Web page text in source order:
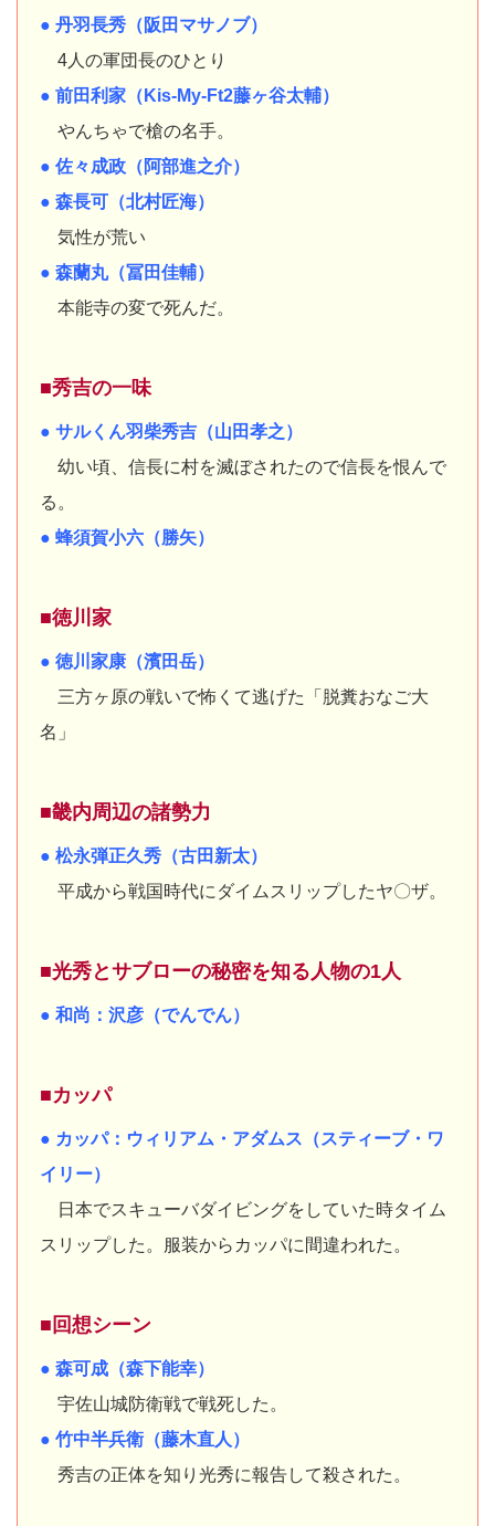
● 丹羽長秀（阪田マサノブ）
4人の軍団長のひとり
● 前田利家（Kis-My-Ft2藤ヶ谷太輔）
やんちゃで槍の名手。
● 佐々成政（阿部進之介）
● 森長可（北村匠海）
気性が荒い
● 森蘭丸（冨田佳輔）
本能寺の変で死んだ。
■秀吉の一味
● サルくん羽柴秀吉（山田孝之）
幼い頃、信長に村を滅ぼされたので信長を恨んで
る。
● 蜂須賀小六（勝矢）
■徳川家
● 徳川家康（濱田岳）
三方ヶ原の戦いで怖くて逃げた「脱糞おなご大
名」
■畿内周辺の諸勢力
● 松永弾正久秀（古田新太）
平成から戦国時代にダイムスリップしたヤ〇ザ。
■光秀とサブローの秘密を知る人物の1人
● 和尚：沢彦（でんでん）
■カッパ
● カッパ：ウィリアム・アダムス（スティーブ・ワ
イリー）
日本でスキューバダイビングをしていた時タイム
スリップした。服装からカッパに間違われた。
■回想シーン
● 森可成（森下能幸）
宇佐山城防衛戦で戦死した。
● 竹中半兵衛（藤木直人）
秀吉の正体を知り光秀に報告して殺された。